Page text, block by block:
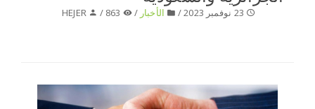
الأخبار /
HEJER